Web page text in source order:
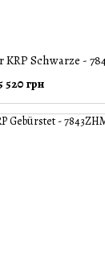
Schwarze -
520 грн